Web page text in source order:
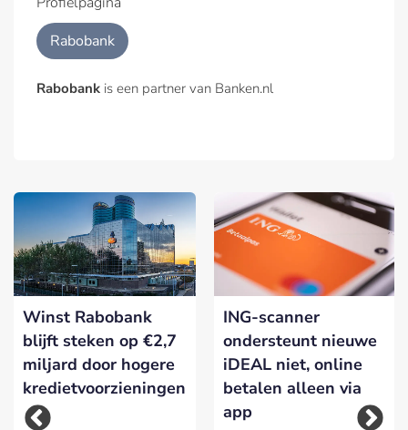
Rabobank
Rabobank is een partner van Banken.nl
Winst Rabobank
blijft steken op €2,7
miljard door hogere
kredietvoorzieningen
ING-scanner
ondersteunt nieuwe
iDEAL niet, online
betalen alleen via
app